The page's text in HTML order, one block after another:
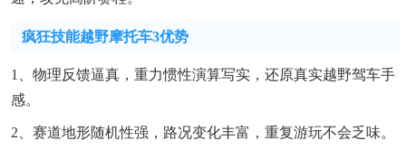
疯狂技能越野摩托车3优势
1、物理反馈逼真，重力惯性演算写实，还原真实越野驾车手
感。
2、赛道地形随机性强，路况变化丰富，重复游玩不会乏味。